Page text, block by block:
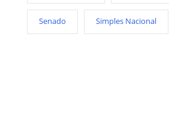
Senado Simples Nacional